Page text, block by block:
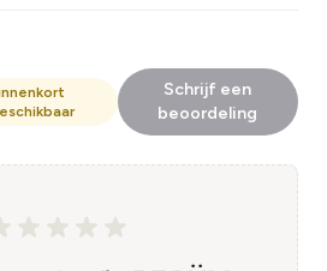
Schrijf een
beoordeling